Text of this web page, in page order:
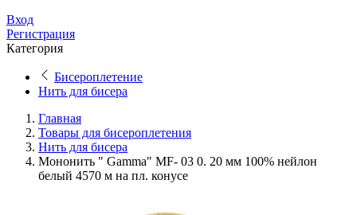
Вход
Регистрация
Категория
Бисероплетение
Нить для бисера
Главная
Товары для бисероплетения
Нить для бисера
Мононить " Gamma" MF- 03 0. 20 мм 100% нейлон
белый 4570 м на пл. конусе